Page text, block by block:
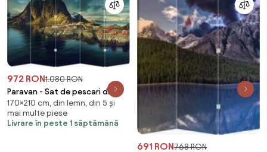
972 RON1.080 RON
Paravan - Sat de pescari din
Norvegia (210x170 cm)
170×210 cm, din lemn, din 5 și
mai multe piese
Livrare în peste 1 săptămână
691 RON768 RON